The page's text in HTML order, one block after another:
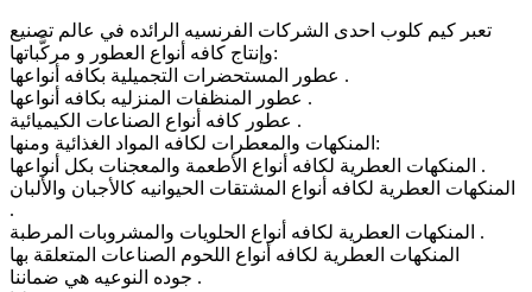
تعبر كيم كلوب احدى الشركات الفرنسيه الرائده في عالم تصنيع
وإنتاج كافه أنواع العطور و مركَّباتها:
عطور المستحضرات التجميلية بكافه أنواعها .
عطور المنظفات المنزليه بكافه أنواعها .
عطور كافه أنواع الصناعات الكيميائية .
المنكهات والمعطرات لكافه المواد الغذائية ومنها:
المنكهات العطرية لكافه أنواع الأطعمة والمعجنات بكل أنواعها .
المنكهات العطرية لكافه أنواع المشتقات الحيوانيه كالأجبان والألبان
.
المنكهات العطرية لكافه أنواع الحلويات والمشروبات المرطبة .
المنكهات العطرية لكافه أنواع اللحوم الصناعات المتعلقة بها
جوده النوعيه هي ضماننا .